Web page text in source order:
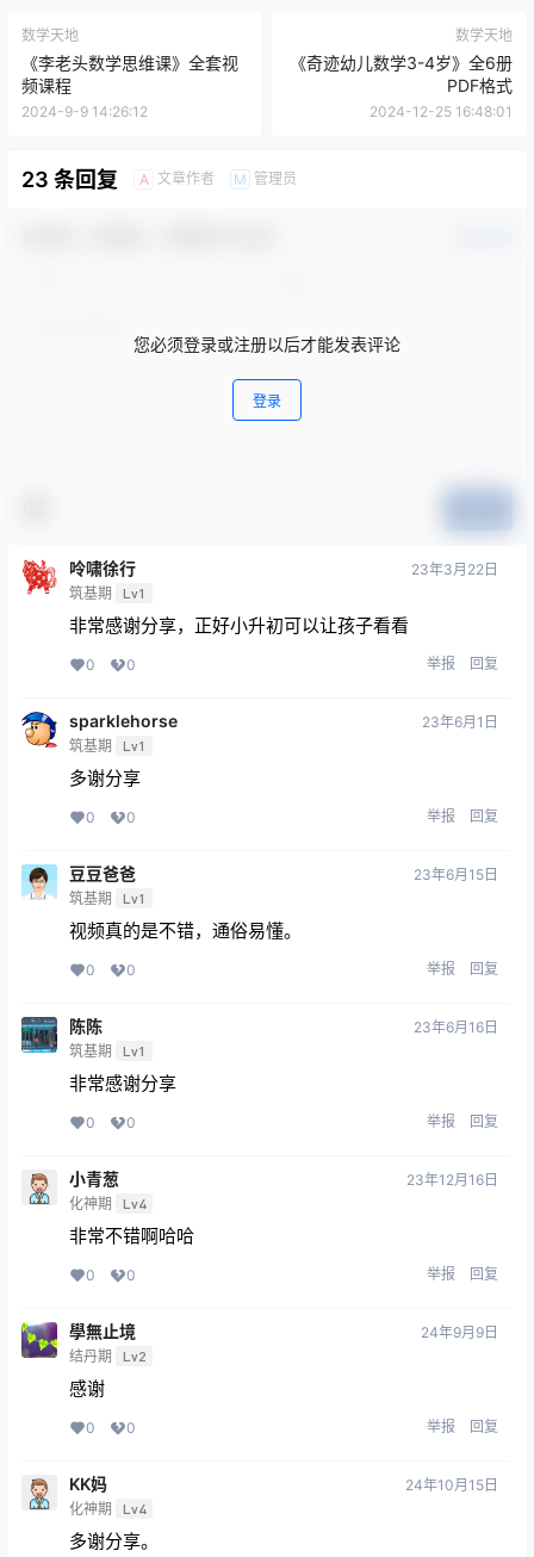
数学天地
《李老头数学思维课》全套视
频课程
2024-9-9 14:26:12
数学天地
《奇迹幼儿数学3-4岁》全6册
PDF格式
2024-12-25 16:48:01
23 条回复 A 文章作者 M 管理员
您必须登录或注册以后才能发表评论
登录
呤啸徐行
筑基期 Lv1
23年3月22日
非常感谢分享，正好小升初可以让孩子看看
0 0 举报 回复
sparklehorse
筑基期 Lv1
23年6月1日
多谢分享
0 0 举报 回复
豆豆爸爸
筑基期 Lv1
23年6月15日
视频真的是不错，通俗易懂。
0 0 举报 回复
陈陈
筑基期 Lv1
23年6月16日
非常感谢分享
0 0 举报 回复
小青葱
化神期 Lv4
23年12月16日
非常不错啊哈哈
0 0 举报 回复
學無止境
结丹期 Lv2
24年9月9日
感谢
0 0 举报 回复
KK妈
化神期 Lv4
24年10月15日
多谢分享。